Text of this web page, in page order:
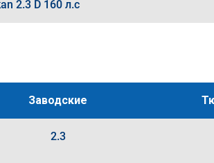
2.3 D 160 л.с
Заводские
2.3